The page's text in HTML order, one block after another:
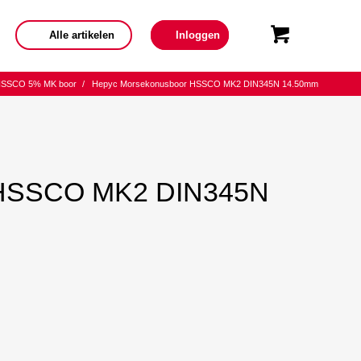
Alle artikelen Inloggen
5% MK boor / Hepyc Morsekonusboor HSSCO MK2 DIN345N 14.50mm
MK2 DIN345N